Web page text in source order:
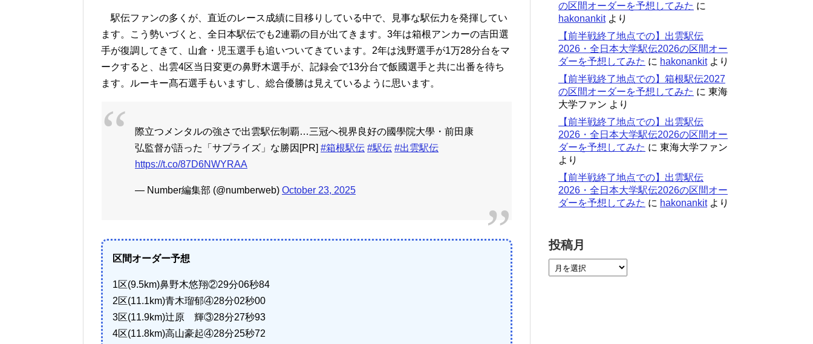
駅伝ファンの多くが、直近のレース成績に目移りしている中で、見事な駅伝力を発揮してい
ます。こう勢いづくと、全日本駅伝でも2連覇の目が出てきます。3年は箱根アンカーの吉田選
手が復調してきて、山倉・児玉選手も追いついてきています。2年は浅野選手が1万28分台をマ
ークすると、出雲4区当日変更の鼻野木選手が、記録会で13分台で飯國選手と共に出番を待ち
ます。ルーキー髙石選手もいますし、総合優勝は見えているように思います。
際立つメンタルの強さで出雲駅伝制覇…三冠へ視界良好の國學院大學・前田康
弘監督が語った「サプライズ」な勝因[PR] #箱根駅伝 #駅伝 #出雲駅伝
https://t.co/87D6NWYRAA
— Number編集部 (@numberweb) October 23, 2025
区間オーダー予想
1区(9.5km)鼻野木悠翔②29分06秒84
2区(11.1km)青木瑠郁④28分02秒00
3区(11.9km)辻原 輝③28分27秒93
4区(11.8km)高山豪起④28分25秒72
の区間オーダーを予想してみた に
hakonankitより
【前半戦終了地点での】出雲駅伝
2026・全日本大学駅伝2026の区間オー
ダーを予想してみた に hakonankitより
【前半戦終了地点での】箱根駅伝2027
の区間オーダーを予想してみた に 東海
大学ファン より
【前半戦終了地点での】出雲駅伝
2026・全日本大学駅伝2026の区間オー
ダーを予想してみた に 東海大学ファン
より
【前半戦終了地点での】出雲駅伝
2026・全日本大学駅伝2026の区間オー
ダーを予想してみた に hakonankitより
投稿月